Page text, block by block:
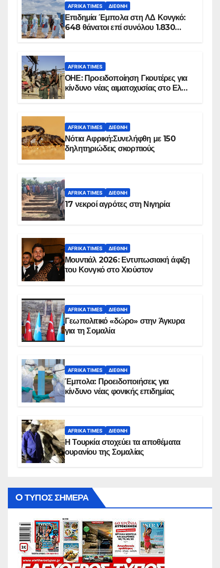
AFRIKA TIMES ΔΙΕΘΝΉ
Επιδημία Έμπολα στη ΛΔ Κονγκό:
648 θάνατοι επί συνόλου 1.830
AFRIKA TIMES
ΟΗΕ: Προειδοποίηση Γκουτέρες για
κίνδυνο νέας αιματοχυσίας στο Ελ
AFRIKA TIMES ΔΙΕΘΝΉ
Νότια Αφρική:Συνελήφθη με 150
δηλητηριώδεις σκορπιούς
AFRIKA TIMES ΔΙΕΘΝΉ
17 νεκροί αγρότες στη Νιγηρία
AFRIKA TIMES ΔΙΕΘΝΉ
Μουντιάλ 2026: Εντυπωσιακή άφιξη
του Κονγκό στο Χιούστον
AFRIKA TIMES ΔΙΕΘΝΉ
Γεωπολιτικό «δώρο» στην Άγκυρα
για τη Σομαλία
AFRIKA TIMES ΔΙΕΘΝΉ
Έμπολα: Προειδοποιήσεις για
κίνδυνο νέας φονικής επιδημίας
AFRIKA TIMES ΔΙΕΘΝΉ
Η Τουρκία στοχεύει τα αποθέματα
ουρανίου της Σομαλίας
O ΤΥΠΟΣ ΣΗΜΕΡΑ